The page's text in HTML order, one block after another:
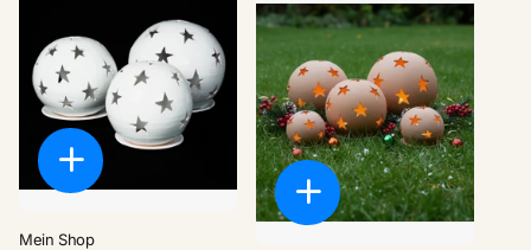
Mein Shop